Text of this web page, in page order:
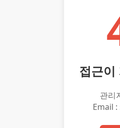
접근이
관리
Email